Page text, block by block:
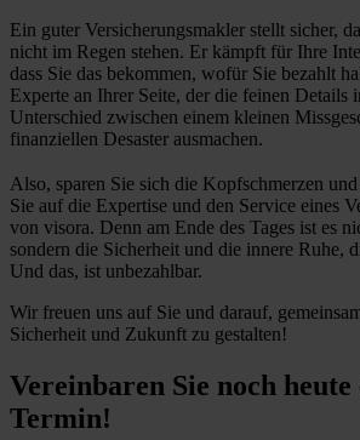
Ein guter Versicherungsmakler stellt sicher,
nicht im Regen stehen. Er kämpft für Ihre
dass Sie das bekommen, wofür Sie bezahlt
Experte an Ihrer Seite, der die feinen Details
Unterschied zwischen einem kleinen
finanziellen Desaster ausmachen.
Also, sparen Sie sich die Kopfschmerzen
Sie auf die Expertise und den Service eines
von visora. Denn am Ende des Tages ist es
sondern die Sicherheit und die innere Ruhe,
Und das, ist unbezahlbar.
Wir freuen uns auf Sie und darauf,
Sicherheit und Zukunft zu gestalten!
Vereinbaren Sie noch heute
Termin!